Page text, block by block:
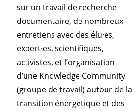
sur un travail de recherche
documentaire, de nombreux
entretiens avec des élu·es,
expert·es, scientifiques,
activistes, et l’organisation
d’une Knowledge Community
(groupe de travail) autour de la
transition énergétique et des